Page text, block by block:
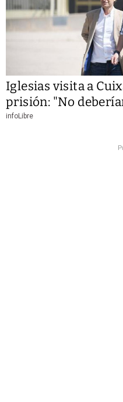
Iglesias visita a
prisión: "No
infoLibre